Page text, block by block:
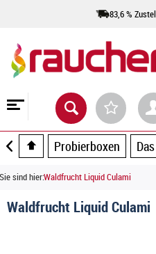
83,6 %
Probierboxen
Sie sind hier:Waldfrucht Liquid Culami
Waldfrucht Liquid Culami